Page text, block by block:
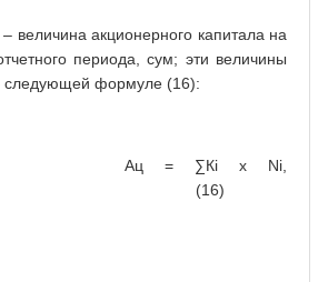
величина акционерного капитала на
периода, сум; эти величины
следующей формуле (16):
= ∑Кi х Ni